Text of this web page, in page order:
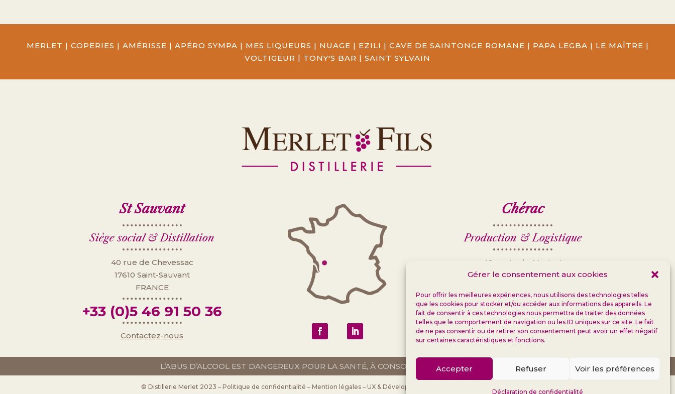
Gérer le consentement aux cookies
Pour offrir les meilleures expériences, nous utilisons des technologies telles
que les cookies pour stocker et/ou accéder aux informations des appareils. Le
fait de consentir à ces technologies nous permettra de traiter des données
telles que le comportement de navigation ou les ID uniques sur ce site. Le fait
de ne pas consentir ou de retirer son consentement peut avoir un effet négatif
sur certaines caractéristiques et fonctions.
Accepter Refuser Voir les préférences
Déclaration de confidentialité
MERLET | COPERIES | AMÉRISSE | APÉRO SYMPA | MES LIQUEURS | NUAGE | EZILI | CAVE DE SAINTONGE ROMANE | PAPA LEGBA | LE MAÎTRE |
VOLTIGEUR | TONY'S BAR | SAINT SYLVAIN
St Sauvant
Siège social & Distillation
40 rue de Chevessac
17610 Saint-Sauvant
FRANCE
+33 (0)5 46 91 50 36
Contactez-nous
Chérac
Production & Logistique
49 route du Martret
17610 Chérac
+33 (0)5 46 93 00 56
Contactez-nous
L’ABUS D’ALCOOL EST DANGEREUX POUR LA SANTÉ, À CONSOMMER AVEC MODÉRATION
© Distillerie Merlet 2023 – Politique de confidentialité – Mention légales– UX & Développement web :